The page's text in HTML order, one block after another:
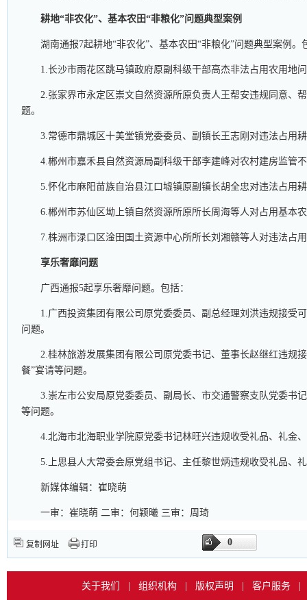
耕地“非农化”、基本农田“非粮化”问题典型案例
湖南通报7起耕地“非农化”、基本农田“非粮化”问题典型案例。
1.长沙市雨花区跳马镇政府原副科级干部高杰非法占用农用地
2.张家界市永定区崇文自然资源所原负责人王帮安违规同意、
题。
3.常德市鼎城区十美堂镇党委委员、副镇长王志刚对违法占用
4.郴州市嘉禾县自然资源局副科级干部李建峰对农村建房监管
5.怀化市麻阳苗族自治县江口墟镇原副镇长胡全忠对违法占用
6.郴州市苏仙区坳上镇自然资源所原所长周海等人对占用基本
7.株洲市渌口区淦田国土资源中心所所长刘湘赣等人对违法占
享乐奢靡问题
广西通报5起享乐奢靡问题。包括：
1.广西投资集团有限公司原党委委员、副总经理刘洪违规接受
问题。
2.桂林旅游发展集团有限公司原党委书记、董事长赵继红违规
餐”宴请等问题。
3.崇左市公安局原党委委员、副局长、市交通警察支队党委书
等问题。
4.北海市北海职业学院原党委书记林旺兴违规收受礼品、礼金
5.上思县人大常委会原党组书记、主任黎世炳违规收受礼品、
新媒体编辑：崔晓萌
一审：崔晓萌 二审：何颖曦 三审：周琦
复制网址 打印 0
关于我们 组织机构 版权声明 客户服务